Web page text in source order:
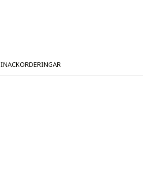
INACKORDERINGAR